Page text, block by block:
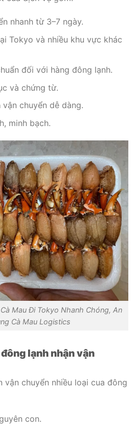
nhanh từ 3–7 ngày.
Tokyo và nhiều khu vực khác
đối với hàng đông lạnh.
và chứng từ.
chuyển dễ dàng.
minh bạch.
Mau Đi Tokyo Nhanh Chóng, An
Cà Mau Logistics
lạnh nhận vận
vận chuyển nhiều loại cua đông
con.